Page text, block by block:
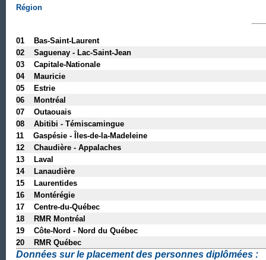
Région
01 Bas-Saint-Laurent
02 Saguenay - Lac-Saint-Jean
03 Capitale-Nationale
04 Mauricie
05 Estrie
06 Montréal
07 Outaouais
08 Abitibi - Témiscamingue
11 Gaspésie - Îles-de-la-Madeleine
12 Chaudière - Appalaches
13 Laval
14 Lanaudière
15 Laurentides
16 Montérégie
17 Centre-du-Québec
18 RMR Montréal
19 Côte-Nord - Nord du Québec
20 RMR Québec
Données sur le placement des personnes diplômées :